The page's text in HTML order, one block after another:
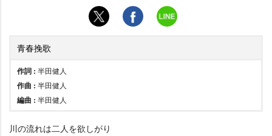
青春挽歌
作詞 : 半田健人
作曲 : 半田健人
編曲 : 半田健人
川の流れは二人を欲しがり